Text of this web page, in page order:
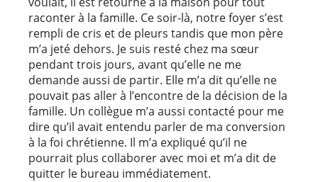
raconter à la famille. Ce soir-là, notre foyer s’est
rempli de cris et de pleurs tandis que mon père
m’a jeté dehors. Je suis resté chez ma sœur
pendant trois jours, avant qu’elle ne me
demande aussi de partir. Elle m’a dit qu’elle ne
pouvait pas aller à l’encontre de la décision de la
famille. Un collègue m’a aussi contacté pour me
dire qu’il avait entendu parler de ma conversion
à la foi chrétienne. Il m’a expliqué qu’il ne
pourrait plus collaborer avec moi et m’a dit de
quitter le bureau immédiatement.